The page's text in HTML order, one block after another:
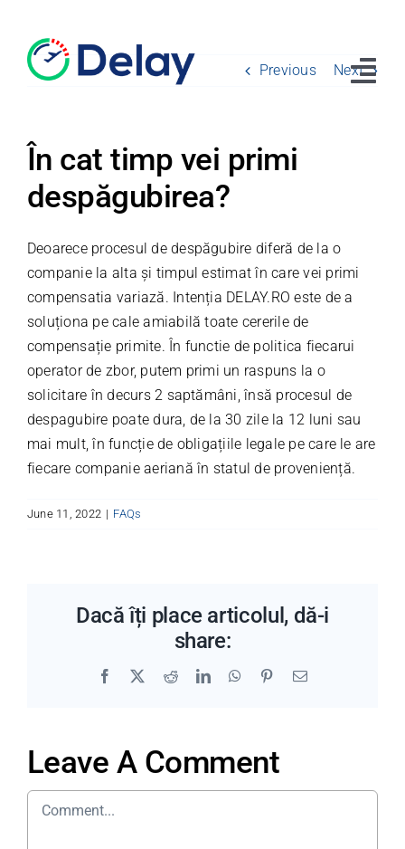
content
Despre noi
Previous Next
În cat timp vei primi
despăgubirea?
Deoarece procesul de despăgubire diferă de la o
companie la alta și timpul estimat în care vei primi
compensatia variază. Intenția DELAY.RO este de a
soluționa pe cale amiabilă toate cererile de
compensație primite. În functie de politica fiecarui
operator de zbor, putem primi un raspuns la o
solicitare în decurs 2 saptămâni, însă procesul de
despagubire poate dura, de la 30 zile la 12 luni sau
mai mult, în funcție de obligațiile legale pe care le are
fiecare companie aeriană în statul de proveniență.
June 11, 2022 | FAQs
Dacă îți place articolul, dă-i
share:
Facebook RedditLinkedInWhatsApp
PinterestEmail
Leave A Comment
Comment